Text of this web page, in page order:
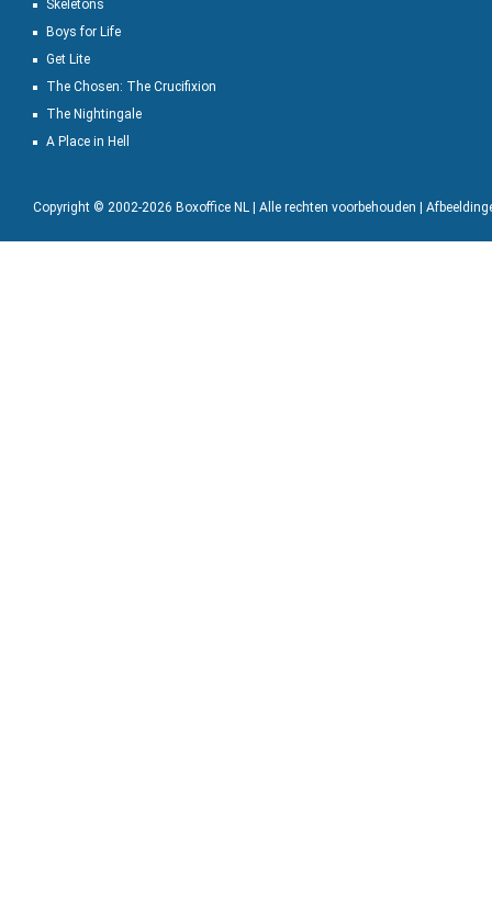
Skeletons
Boys for Life
Get Lite
The Chosen: The Crucifixion
The Nightingale
A Place in Hell
Copyright © 2002-2026 Boxoffice NL | Alle rechten voorbehouden |